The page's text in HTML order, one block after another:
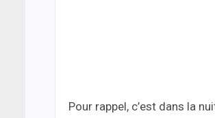
Pour rappel, c’est dans la